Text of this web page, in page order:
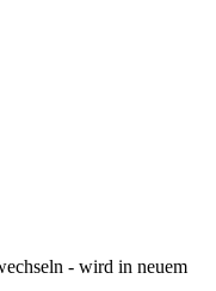
- wird in neuem